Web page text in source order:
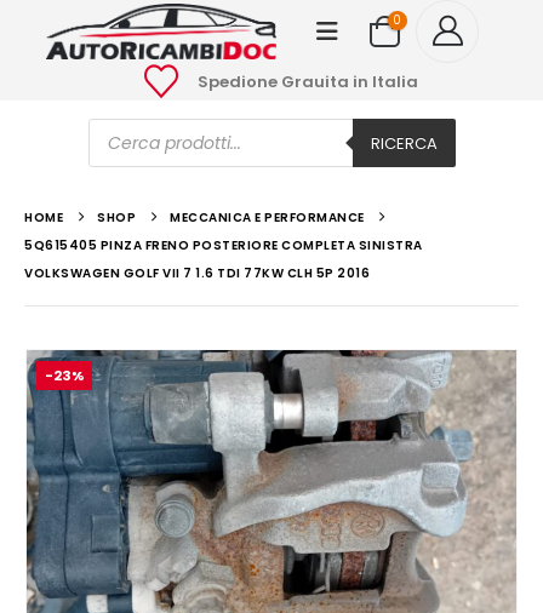
0
Spedione Grauita in Italia
Ricerca
prodotti RICERCA
HOME SHOP
MECCANICA E PERFORMANCE
5Q615405 PINZA FRENO POSTERIORE COMPLETA SINISTRA
VOLKSWAGEN GOLF VII 7 1.6 TDI 77KW CLH 5P 2016
-23%